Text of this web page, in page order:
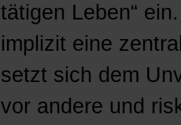
tätigen Leben“
implizit eine
setzt sich dem
vor andere und